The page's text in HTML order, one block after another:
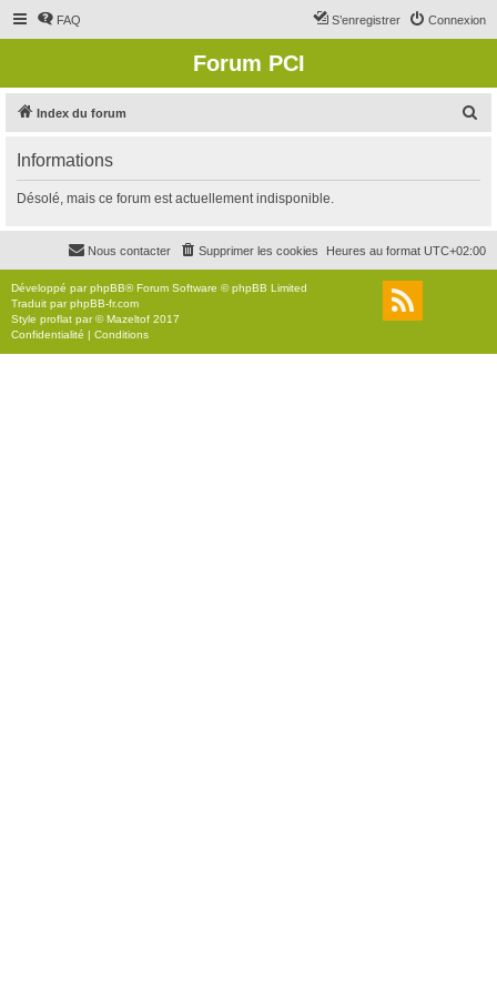
FAQ Connexion
S’enregistrer
Forum PCI
Index du forum
r
c
r
Informations
Désolé, mais ce forum est actuellement indisponible.
Heures au format UTC+02:00
Supprimer les cookies
Nous contacter
Développé parphpBB® Forum Software © phpBB Limited
Traduit parphpBB-fr.com
Style proflat par ©Mazeltof 2017
Confidentialité | Conditions